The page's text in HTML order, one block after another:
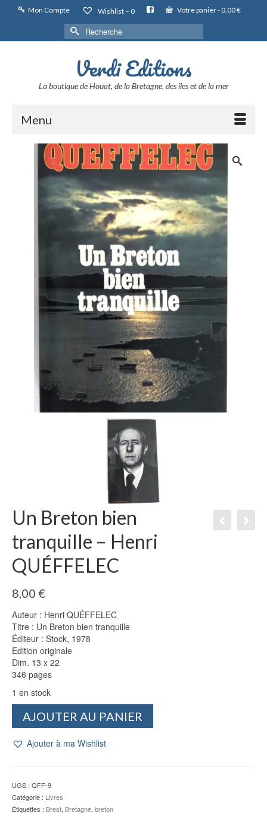
Mon Compte Wishlist – 0 Votre panier- 0,00€
Rechercher :
Verdi Editions
La boutique de Houat, de la Bretagne, des îles et de la mer
Menu
Un Breton bien
tranquille – Henri
QUÉFFELEC
8,00 €
Auteur : Henri QUÉFFELEC
Titre : Un Breton bien tranquille
Éditeur : Stock, 1978
Edition originale
Dim. 13 x 22
346 pages
1 en stock
Breton
-
Henri
QUÉFFELEC
AJOUTER AU PANIER
Ajouter à ma Wishlist
UGS : QFF-9
Catégorie : Livres
Étiquettes : Brest, Bretagne, breton